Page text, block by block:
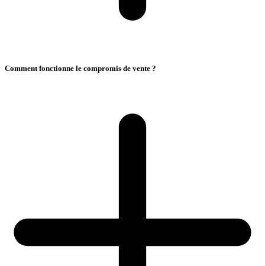
Comment fonctionne le compromis de vente ?